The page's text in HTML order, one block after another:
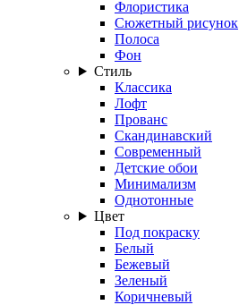
Флористика
Сюжетный рисунок
Полоса
Фон
Стиль
Классика
Лофт
Прованс
Скандинавский
Современный
Детские обои
Минимализм
Однотонные
Цвет
Под покраску
Белый
Бежевый
Зеленый
Коричневый